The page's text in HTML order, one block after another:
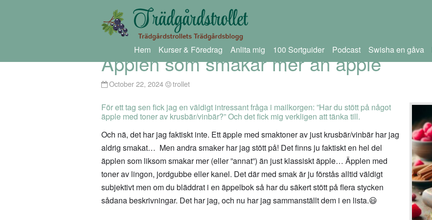
Hem Kurser & Föredrag Anlita mig 100 Sortguider Podcast Swisha en gåva
Äpplen som smakar mer än äpple
October 22, 2024 trollet
För ett tag sen fick jag en väldigt intressant fråga i mailkorgen: ”Har du stött på något
äpple med toner av krusbär/vinbär?” Och det fick mig verkligen att tänka till.
Och nä, det har jag faktiskt inte. Ett äpple med smaktoner av just krusbär/vinbär har jag
aldrig smakat… Men andra smaker har jag stött på! Det finns ju faktiskt en hel del
äpplen som liksom smakar mer (eller ”annat”) än just klassiskt äpple… Äpplen med
toner av lingon, jordgubbe eller kanel. Det där med smak är ju förstås alltid väldigt
subjektivt men om du bläddrat i en äppelbok så har du säkert stött på flera stycken
sådana beskrivningar. Det har jag, och nu har jag sammanställt dem i en lista.😃